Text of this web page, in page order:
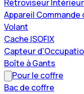
Rétroviseur Intérieur
Appareil Commande
Volant
Cache ISOFIX
Capteur
Boîte à Gants
Pour le coffre
Bac de coffre